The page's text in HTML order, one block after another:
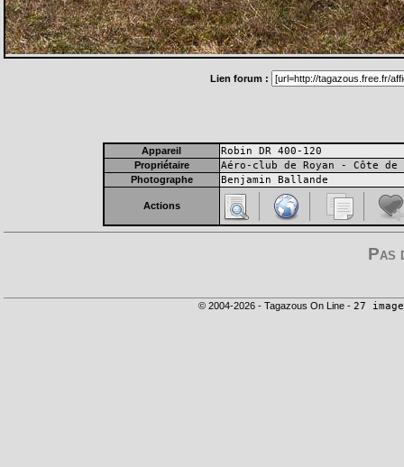
Lien forum :
Appareil Robin DR 400-120
Propriétaire Aéro-club de Royan - Côte de
Photographe Benjamin Ballande
Actions
Pas
© 2004-2026 - Tagazous On Line - 27